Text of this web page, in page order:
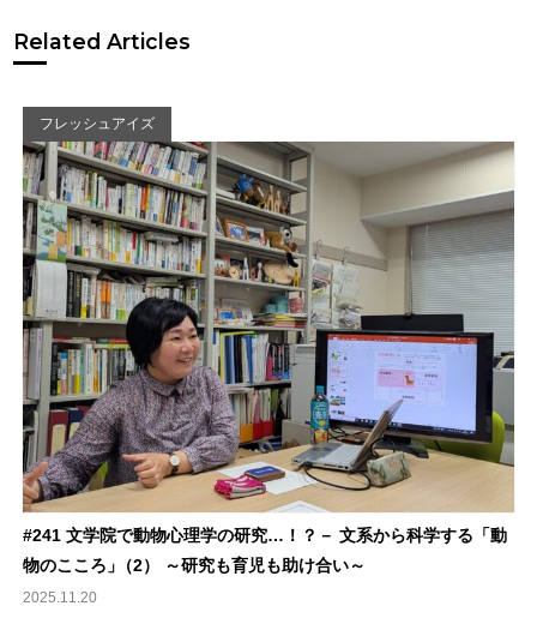
Related Articles
フレッシュアイズ
#241 文学院で動物心理学の研究…！？－ 文系から科学する「動
物のこころ 」 （2） ～研究も育児も助け合い～
2025.11.20